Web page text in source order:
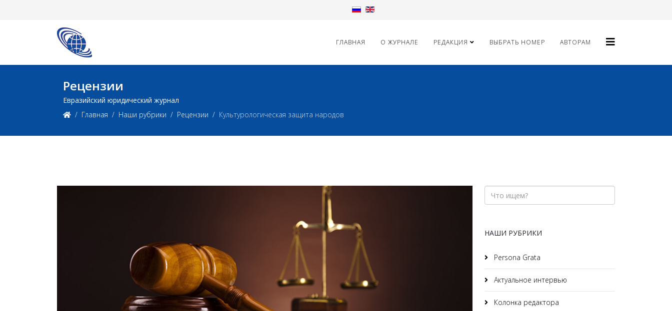
ГЛАВНАЯ О ЖУРНАЛЕ РЕДАКЦИЯ ВЫБРАТЬ НОМЕР АВТОРАМ
Рецензии
Евразийский юридический журнал
Главная
Наши рубрики Рецензии Культурологическая защита народов
НАШИ РУБРИКИ
Persona Grata
Актуальное интервью
Колонка редактора